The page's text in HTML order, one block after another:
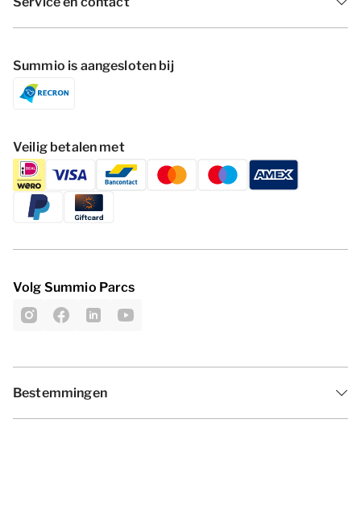
Summio is aangesloten bij
Veilig betalen met
Volg Summio Parcs
Bestemmingen